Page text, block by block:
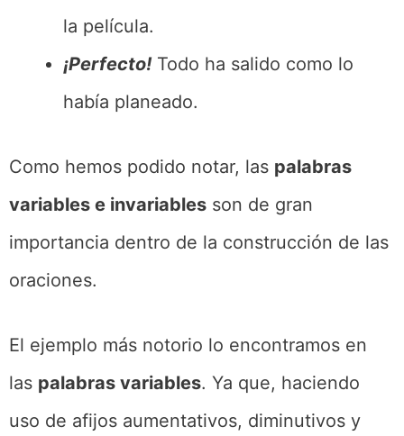
la película.
¡Perfecto!Todo ha salido como lo
había planeado.
Como hemos podido notar, las palabras
variables e invariables son de gran
importancia dentro de la construcción de las
oraciones.
El ejemplo más notorio lo encontramos en
las palabras variables. Ya que, haciendo
uso de afijos aumentativos, diminutivos y